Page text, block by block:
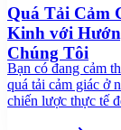
Quá Tải Cảm
Kinh với
Chúng Tôi
Bạn có đang cảm
quá tải cảm giác ở
chiến lược thực tế